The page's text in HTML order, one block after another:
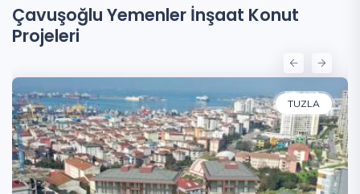
Çavuşoğlu Yemenler İnşaat Konut
Projeleri
TUZLA